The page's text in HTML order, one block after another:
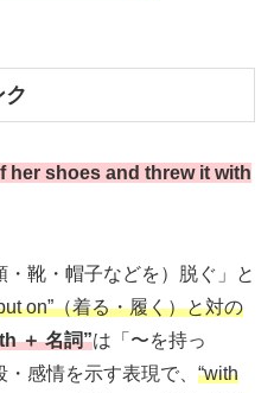
her shoes and threw it with
・靴・帽子などを）脱ぐ」と
on”（着る・履く）と対の
＋ 名詞”は「〜を持っ
感情を示す表現で、 “with